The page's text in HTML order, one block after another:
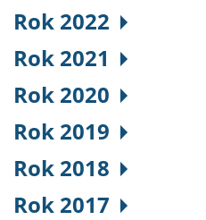
Rok 2022
Rok 2021
Rok 2020
Rok 2019
Rok 2018
Rok 2017